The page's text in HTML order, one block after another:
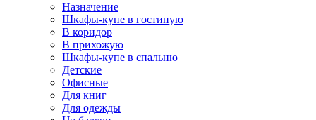
Назначение
Шкафы-купе в гостиную
В коридор
В прихожую
Шкафы-купе в спальню
Детские
Офисные
Для книг
Для одежды